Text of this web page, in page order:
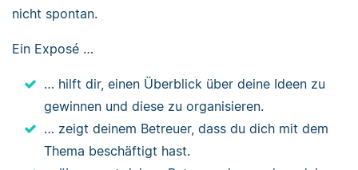
nicht spontan.
Ein Exposé …
… hilft dir, einen Überblick über deine Ideen zu
gewinnen und diese zu organisieren.
… zeigt deinem Betreuer, dass du dich mit dem
Thema beschäftigt hast.